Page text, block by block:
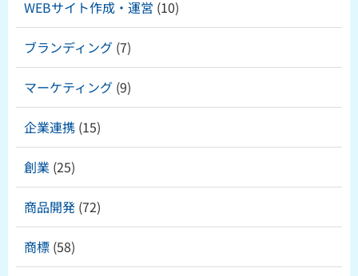
WEBサイト作成・運営 (10)
ブランディング (7)
マーケティング (9)
企業連携 (15)
創業 (25)
商品開発 (72)
商標 (58)